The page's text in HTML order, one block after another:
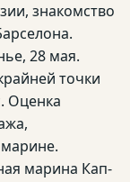
знакомство
28 мая.
точки
Оценка
марина Кап-